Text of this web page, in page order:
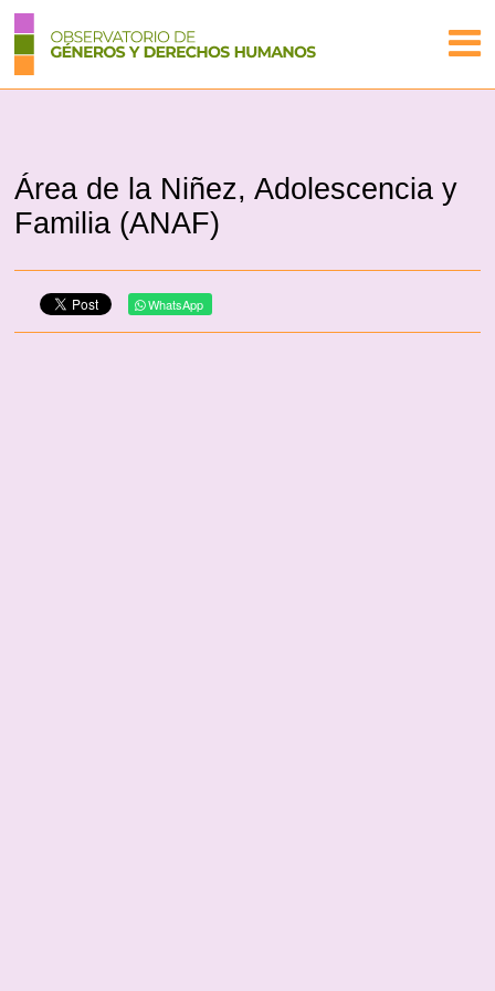
Área de la Niñez, Adolescencia y
Familia (ANAF)
WhatsApp